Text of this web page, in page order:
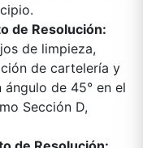
de Resolución:
de limpieza,
de cartelería y
de 45° en el
Sección D,